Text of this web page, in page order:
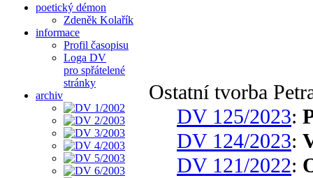
poetický démon
Zdeněk Kolařík
informace
Profil časopisu
Loga DV
pro spřátelené
stránky
archiv
Ostatní tvorba
DV 125/2023:
DV 124/2023:
DV 121/2022: